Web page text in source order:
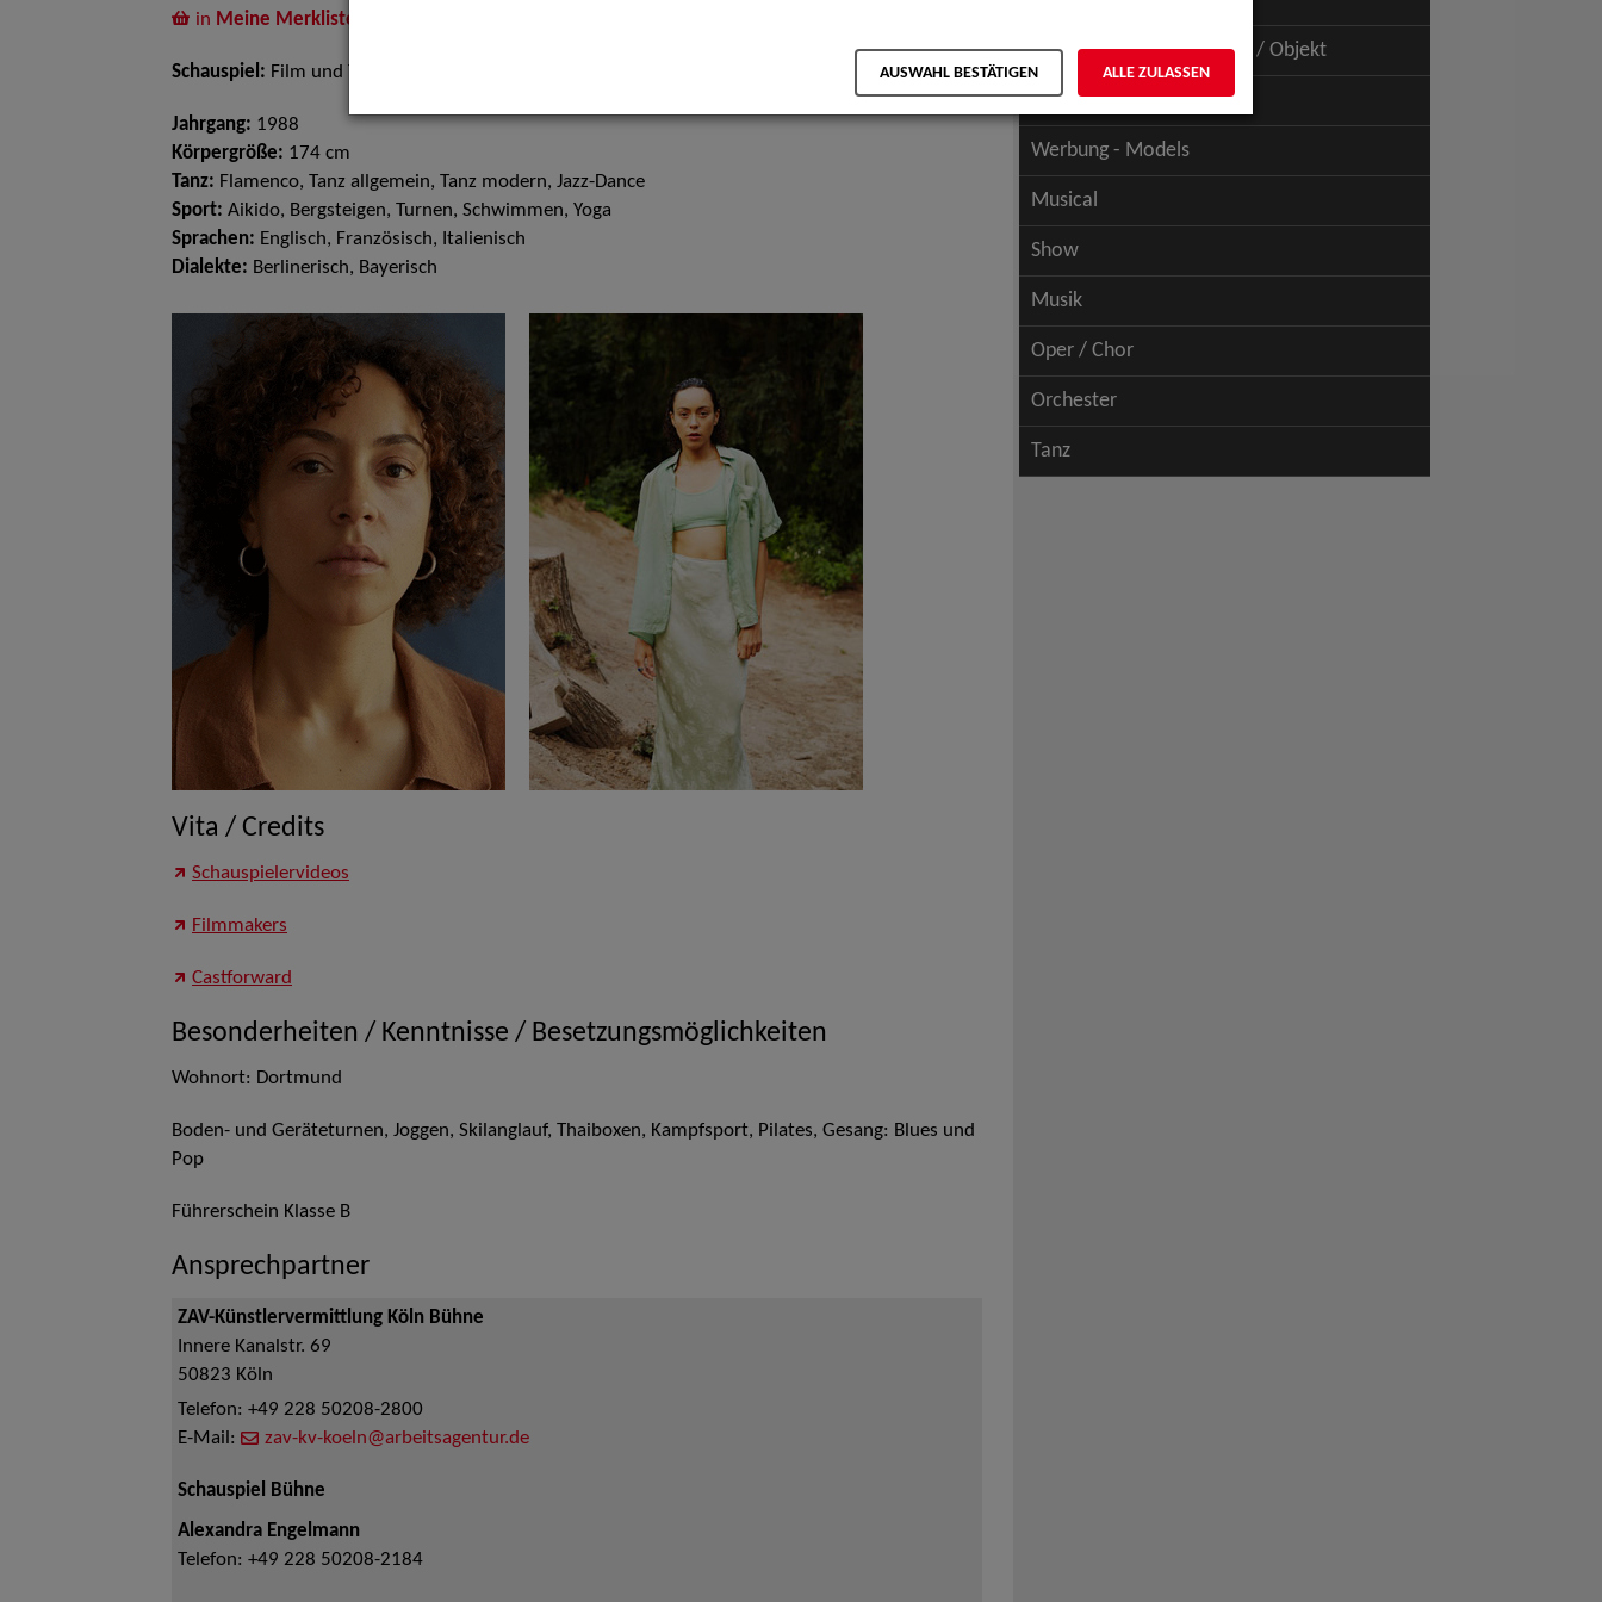
in Meine Merkliste
Schauspiel: Film und TV, Bühne
Jahrgang: 1988
Körpergröße: 174 cm
Tanz: Flamenco, Tanz allgemein, Tanz modern, Jazz-Dance
Sport: Aikido, Bergsteigen, Turnen, Schwimmen, Yoga
Sprachen: Englisch, Französisch, Italienisch
Dialekte: Berlinerisch, Bayerisch
Vita / Credits
Schauspielervideos
Filmmakers
Castforward
Besonderheiten / Kenntnisse / Besetzungsmöglichkeiten
Wohnort: Dortmund
Boden- und Geräteturnen, Joggen, Skilanglauf, Thaiboxen, Kampfsport, Pilates, Gesang: Blues und
Pop
Führerschein Klasse B
Ansprechpartner
ZAV-Künstlervermittlung Köln Bühne
Innere Kanalstr. 69
50823 Köln
Telefon: +49 228 50208-2800
E-Mail:
zav-kv-koeln@arbeitsagentur.de
Schauspiel Bühne
Alexandra Engelmann
Telefon: +49 228 50208-2184
Schauspiel - Figur / Puppe / Objekt
Werbung - Talents
Werbung - Models
Musical
Show
Musik
Oper / Chor
Orchester
Tanz
AUSWAHL BESTÄTIGEN ALLE ZULASSEN